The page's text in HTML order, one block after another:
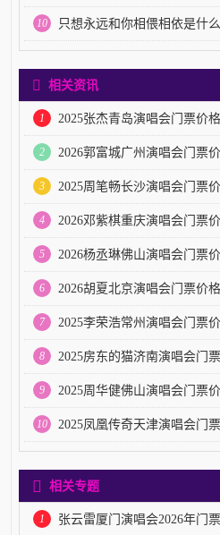
10 只想永远和你相偎相依是什么
相关资讯
1 2025张杰青岛演唱会门票价
2 2026郭富城广州演唱会门票
3 2025周笔畅长沙演唱会门票
4 2026邓紫棋重庆演唱会门票
5 2026杨丞琳佛山演唱会门票
6 2026胡夏北京演唱会门票价
7 2025李荣浩常州演唱会门票
8 2025房东的猫济南演唱会门
9 2025周华健佛山演唱会门票
10 2025凤凰传奇天津演唱会门
相关专题
1 张云雷厦门演唱会2026年门